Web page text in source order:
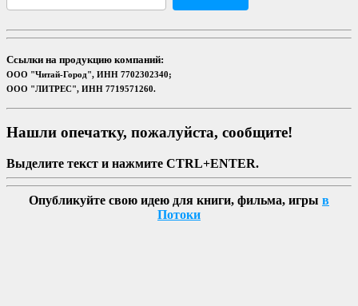
Ссылки на продукцию компаний:
ООО "Читай-Город", ИНН 7702302340;
ООО "ЛИТРЕС", ИНН 7719571260.
Нашли опечатку, пожалуйста, сообщите!
Выделите текст и нажмите CTRL+ENTER.
Опубликуйте свою идею для книги, фильма, игры в
Потоки